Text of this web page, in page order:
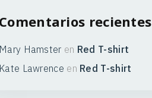
Comentarios recientes
Mary Hamster en Red T-shirt
Kate Lawrence en Red T-shirt